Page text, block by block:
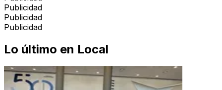
Publicidad
Publicidad
Publicidad
Lo último en Local